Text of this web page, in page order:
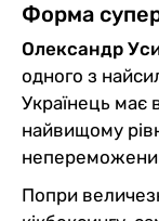
Форма
Олександр
одного з
Українець має
найвищому
Попри